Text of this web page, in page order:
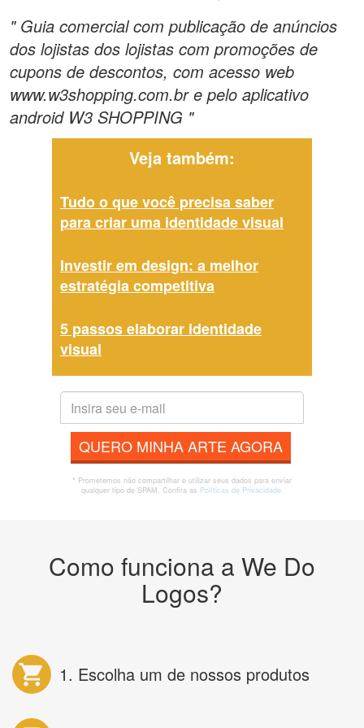
" Guia comercial com publicação de anúncios
dos lojistas dos lojistas com promoções de
cupons de descontos, com acesso web
www.w3shopping.com.br e pelo aplicativo
android W3 SHOPPING "
Veja também:
Tudo o que você precisa saber
para criar uma identidade visual
Investir em design: a melhor
estratégia competitiva
5 passos elaborar identidade
visual
QUERO MINHA ARTE AGORA
* Prometemos não compartilhar e utilizar seus dados para enviar
qualquer tipo de SPAM. Confira as Políticas de Privacidade.
Como funciona a We Do
Logos?
1. Escolha um de nossos produtos